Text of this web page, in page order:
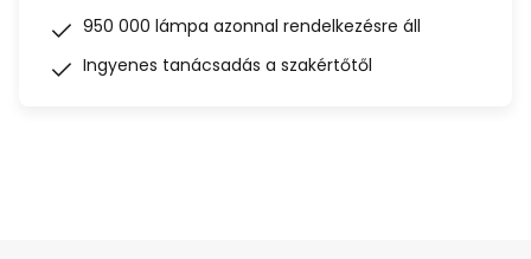
950 000 lámpa azonnal rendelkezésre áll
Ingyenes tanácsadás a szakértőtől